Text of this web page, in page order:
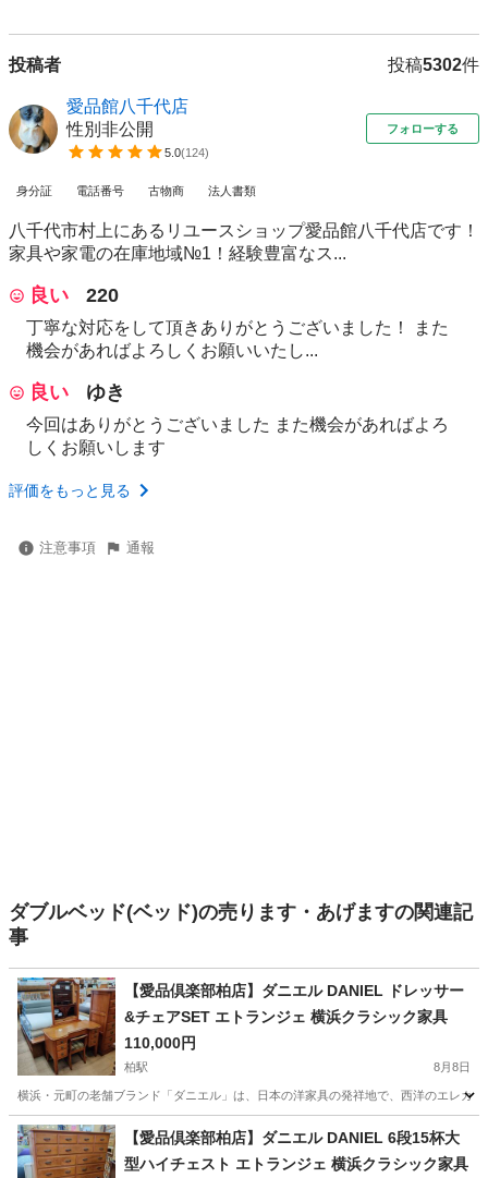
投稿者 投稿5302件
愛品館八千代店
性別非公開
5.0(124)
フォローする
身分証 電話番号 古物商 法人書類
八千代市村上にあるリユースショップ愛品館八千代店です！
家具や家電の在庫地域№1！経験豊富なス...
良い 220
丁寧な対応をして頂きありがとうございました！ また
機会があればよろしくお願いいたし...
良い ゆき
今回はありがとうございました また機会があればよろ
しくお願いします
評価をもっと見る
注意事項 通報
ダブルベッド(ベッド)の売ります・あげますの関連記
事
【愛品倶楽部柏店】ダニエル DANIEL ドレッサー
&チェアSET エトランジェ 横浜クラシック家具
110,000円
柏駅 8月8日
横浜・元町の老舗ブランド「ダニエル」は、日本の洋家具の発祥地で、西洋のエレガ
千葉 柏市 柏駅 ドレッサー d払い
【愛品倶楽部柏店】ダニエル DANIEL 6段15杯大
型ハイチェスト エトランジェ 横浜クラシック家具